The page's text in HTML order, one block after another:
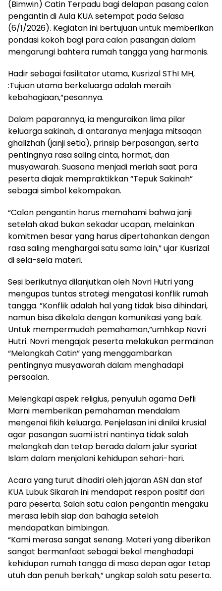
(Bimwin) Catin Terpadu bagi delapan pasang calon
pengantin di Aula KUA setempat pada Selasa
(6/1/2026). Kegiatan ini bertujuan untuk memberikan
pondasi kokoh bagi para calon pasangan dalam
mengarungi bahtera rumah tangga yang harmonis.
Hadir sebagai fasilitator utama, Kusrizal SThI MH,
:Tujuan utama berkeluarga adalah meraih
kebahagiaan,”pesannya.
Dalam paparannya, ia menguraikan lima pilar
keluarga sakinah, di antaranya menjaga mitsaqan
ghalizhah (janji setia), prinsip berpasangan, serta
pentingnya rasa saling cinta, hormat, dan
musyawarah. Suasana menjadi meriah saat para
peserta diajak mempraktikkan “Tepuk Sakinah”
sebagai simbol kekompakan.
“Calon pengantin harus memahami bahwa janji
setelah akad bukan sekadar ucapan, melainkan
komitmen besar yang harus dipertahankan dengan
rasa saling menghargai satu sama lain,” ujar Kusrizal
di sela-sela materi.
Sesi berikutnya dilanjutkan oleh Novri Hutri yang
mengupas tuntas strategi mengatasi konflik rumah
tangga. ”Konflik adalah hal yang tidak bisa dihindari,
namun bisa dikelola dengan komunikasi yang baik.
Untuk mempermudah pemahaman,”umhkap Novri
Hutri. Novri mengajak peserta melakukan permainan
“Melangkah Catin” yang menggambarkan
pentingnya musyawarah dalam menghadapi
persoalan.
Melengkapi aspek religius, penyuluh agama Defli
Marni memberikan pemahaman mendalam
mengenai fikih keluarga. Penjelasan ini dinilai krusial
agar pasangan suami istri nantinya tidak salah
melangkah dan tetap berada dalam jalur syariat
Islam dalam menjalani kehidupan sehari-hari.
Acara yang turut dihadiri oleh jajaran ASN dan staf
KUA Lubuk Sikarah ini mendapat respon positif dari
para peserta. Salah satu calon pengantin mengaku
merasa lebih siap dan bahagia setelah
mendapatkan bimbingan.
“Kami merasa sangat senang. Materi yang diberikan
sangat bermanfaat sebagai bekal menghadapi
kehidupan rumah tangga di masa depan agar tetap
utuh dan penuh berkah,” ungkap salah satu peserta.